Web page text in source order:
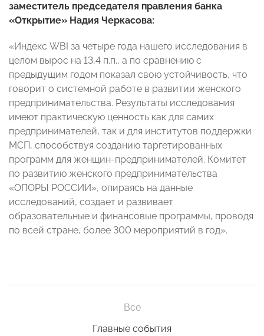
заместитель председателя правления банка
«Открытие» Надия Черкасова:
«Индекс WBI за четыре года нашего исследования в
целом вырос на 13,4 п.п., а по сравнению с
предыдущим годом показал свою устойчивость, что
говорит о системной работе в развитии женского
предпринимательства. Результаты исследования
имеют практическую ценность как для самих
предпринимателей, так и для институтов поддержки
МСП, способствуя созданию таргетированных
программ для женщин-предпринимателей. Комитет
по развитию женского предпринимательства
«ОПОРЫ РОССИИ», опираясь на данные
исследований, создает и развивает
образовательные и финансовые программы, проводя
по всей стране, более 300 мероприятий в год».
Все
Главные события